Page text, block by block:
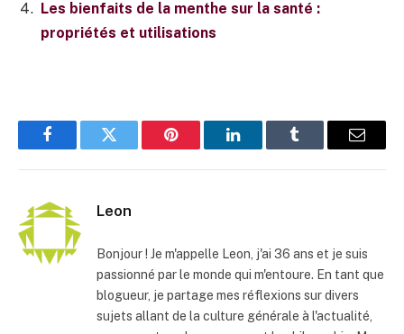
Les bienfaits de la menthe sur la santé :
propriétés et utilisations
FacebookTwitter Pinterest LinkedInTumblr
E-
Leon
Bonjour ! Je m'appelle Leon, j'ai 36 ans et je suis
passionné par le monde qui m'entoure. En tant que
blogueur, je partage mes réflexions sur divers
sujets allant de la culture générale à l'actualité,